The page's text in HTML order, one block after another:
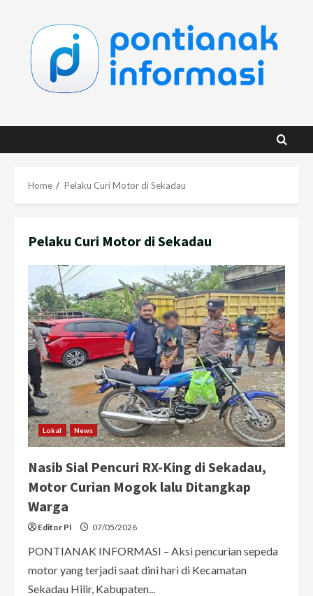
content
Home Pelaku Curi Motor di Sekadau
Pelaku Curi Motor di Sekadau
Lokal News
Nasib Sial Pencuri RX-King di Sekadau,
Motor Curian Mogok lalu Ditangkap
Warga
Editor PI 07/05/2026
PONTIANAK INFORMASI – Aksi pencurian sepeda
motor yang terjadi saat dini hari di Kecamatan
Sekadau Hilir, Kabupaten...